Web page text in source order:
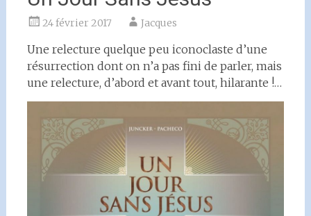
24 février 2017 Jacques
Une relecture quelque peu iconoclaste d’une
résurrection dont on n’a pas fini de parler, mais
une relecture, d’abord et avant tout, hilarante !…